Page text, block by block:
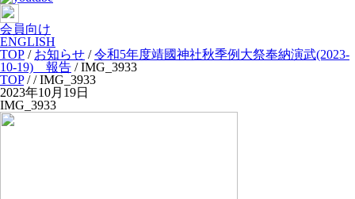
会員向け
ENGLISH
TOP / お知らせ /令和5年度靖國神社秋季例大祭奉納演武(2023-
10-19) 報告 /IMG_3933
TOP// IMG_3933
2023年10月19日
IMG_3933